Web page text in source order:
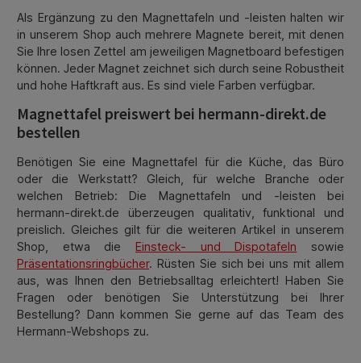
Als Ergänzung zu den Magnettafeln und -leisten halten wir
in unserem Shop auch mehrere Magnete bereit, mit denen
Sie Ihre losen Zettel am jeweiligen Magnetboard befestigen
können. Jeder Magnet zeichnet sich durch seine Robustheit
und hohe Haftkraft aus. Es sind viele Farben verfügbar.
Magnettafel preiswert bei hermann-direkt.de
bestellen
Benötigen Sie eine Magnettafel für die Küche, das Büro
oder die Werkstatt? Gleich, für welche Branche oder
welchen Betrieb: Die Magnettafeln und -leisten bei
hermann-direkt.de überzeugen qualitativ, funktional und
preislich. Gleiches gilt für die weiteren Artikel in unserem
Shop, etwa die Einsteck- und Dispotafeln sowie
Präsentationsringbücher. Rüsten Sie sich bei uns mit allem
aus, was Ihnen den Betriebsalltag erleichtert! Haben Sie
Fragen oder benötigen Sie Unterstützung bei Ihrer
Bestellung? Dann kommen Sie gerne auf das Team des
Hermann-Webshops zu.